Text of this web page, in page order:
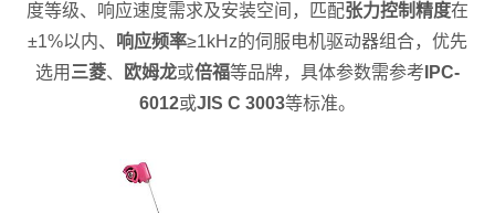
度等级、响应速度需求及安装空间，匹配张力控制精度在
±1%以内、
响应频率≥1kHz的伺服电机驱动器组合，优先
选用 三菱、 欧姆龙或倍福等品牌，具体参数需参考 IPC-
6012或JIS C 3003等标准。